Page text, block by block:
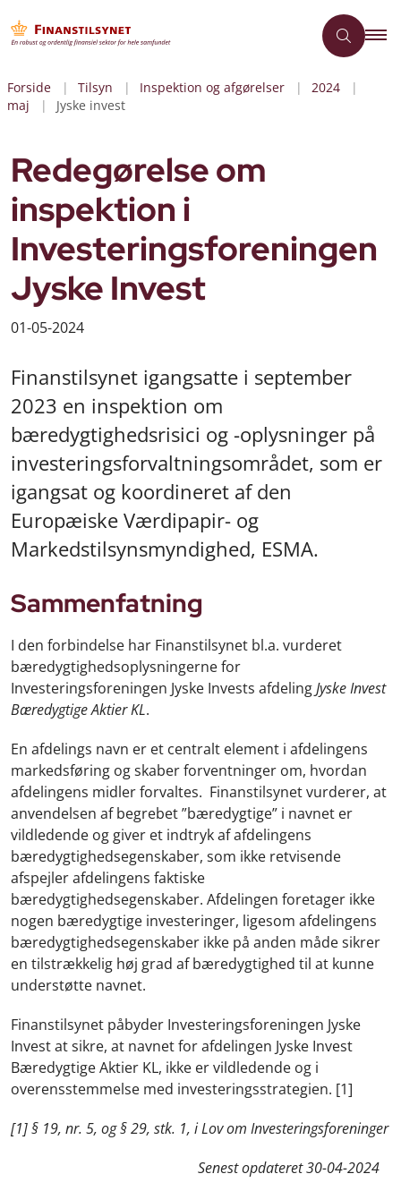
Forside Tilsyn Inspektion og afgørelser
2024
maj
Jyske invest
Redegørelse om
inspektion i
Investeringsforeningen
Jyske Invest
01-05-2024
Finanstilsynet igangsatte i september
2023 en inspektion om
bæredygtighedsrisici og -oplysninger på
investeringsforvaltningsområdet, som er
igangsat og koordineret af den
Europæiske Værdipapir- og
Markedstilsynsmyndighed, ESMA.
Sammenfatning
I den forbindelse har Finanstilsynet bl.a. vurderet
bæredygtighedsoplysningerne for
Investeringsforeningen Jyske Invests afdelingJyske Invest
Bæredygtige Aktier KL.
En afdelings navn er et centralt element i afdelingens
markedsføring og skaber forventninger om, hvordan
afdelingens midler forvaltes. Finanstilsynet vurderer, at
anvendelsen af begrebet ”bæredygtige” i navnet er
vildledende og giver et indtryk af afdelingens
bæredygtighedsegenskaber, som ikke retvisende
afspejler afdelingens faktiske
bæredygtighedsegenskaber. Afdelingen foretager ikke
nogen bæredygtige investeringer, ligesom afdelingens
bæredygtighedsegenskaber ikke på anden måde sikrer
en tilstrækkelig høj grad af bæredygtighed til at kunne
understøtte navnet.
Finanstilsynet påbyder Investeringsforeningen Jyske
Invest at sikre, at navnet for afdelingen Jyske Invest
Bæredygtige Aktier KL, ikke er vildledende og i
overensstemmelse med investeringsstrategien. [1]
[1] § 19, nr. 5, og § 29, stk. 1, i Lov om Investeringsforeninger
Senest opdateret30-04-2024